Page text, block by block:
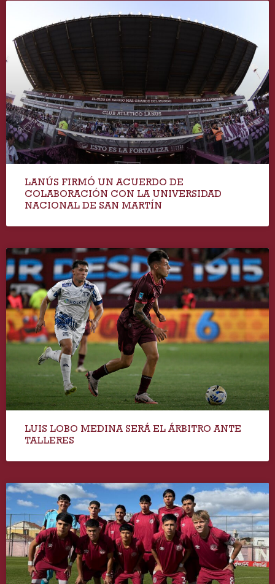
LANÚS FIRMÓ UN ACUERDO DE
COLABORACIÓN CON LA UNIVERSIDAD
NACIONAL DE SAN MARTÍN
LUIS LOBO MEDINA SERÁ EL ÁRBITRO ANTE
TALLERES